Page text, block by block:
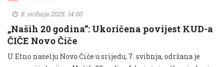
8. svibnja 2025. 14:00
„Naših 20 godina”: Ukoričena povijest KUD-a
ČIČE Novo Čiče
U Etno naselju Novo Čiče u srijedu, 7. svibnja, održana je